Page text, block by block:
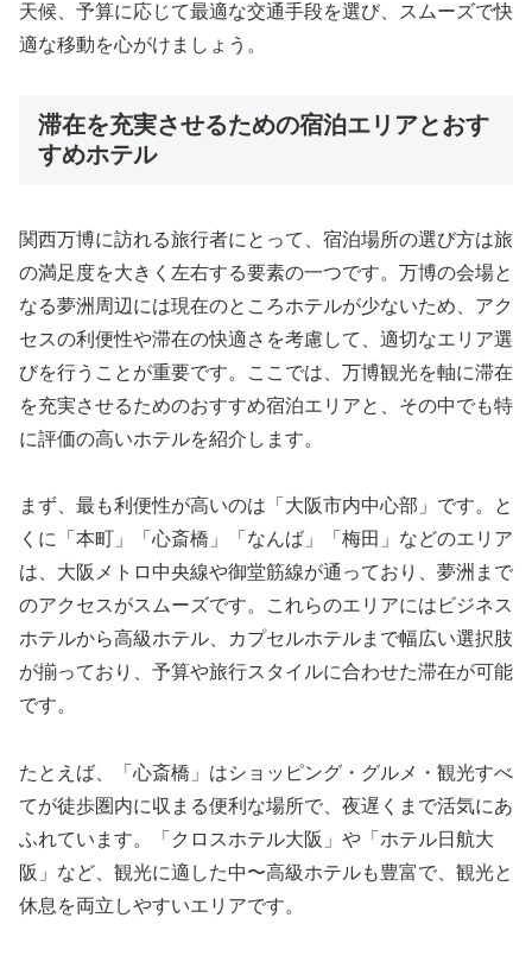
天候、予算に応じて最適な交通手段を選び、スムーズで快
適な移動を心がけましょう。
滞在を充実させるための宿泊エリアとおす
すめホテル
関西万博に訪れる旅行者にとって、宿泊場所の選び方は旅
の満足度を大きく左右する要素の一つです。万博の会場と
なる夢洲周辺には現在のところホテルが少ないため、アク
セスの利便性や滞在の快適さを考慮して、適切なエリア選
びを行うことが重要です。ここでは、万博観光を軸に滞在
を充実させるためのおすすめ宿泊エリアと、その中でも特
に評価の高いホテルを紹介します。
まず、最も利便性が高いのは「大阪市内中心部」です。と
くに「本町」「心斎橋」「なんば」「梅田」などのエリア
は、大阪メトロ中央線や御堂筋線が通っており、夢洲まで
のアクセスがスムーズです。これらのエリアにはビジネス
ホテルから高級ホテル、カプセルホテルまで幅広い選択肢
が揃っており、予算や旅行スタイルに合わせた滞在が可能
です。
たとえば、「心斎橋」はショッピング・グルメ・観光すべ
てが徒歩圏内に収まる便利な場所で、夜遅くまで活気にあ
ふれています。「クロスホテル大阪」や「ホテル日航大
阪」など、観光に適した中〜高級ホテルも豊富で、観光と
休息を両立しやすいエリアです。